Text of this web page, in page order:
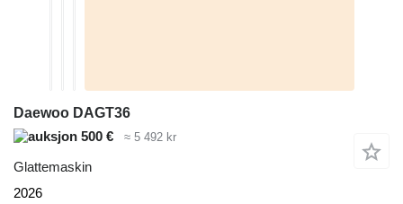
Daewoo DAGT36
500 €
≈ 5 492 kr
Glattemaskin
2026